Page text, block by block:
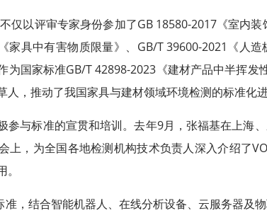
仅以评审专家身份参加了GB 18580-2017《室内
家具中有害物质限量》、GB/T 39600-2021《人
为国家标准GB/T 42898-2023《建材产品中半挥发
人，推动了我国家具与建材领域环境检测的标准化进
参与标准的宣贯和培训。去年9月，张福基在上海
上，为全国各地检测机构技术负责人深入介绍了
准，结合智能机器人、在线分析设备、云服务器及